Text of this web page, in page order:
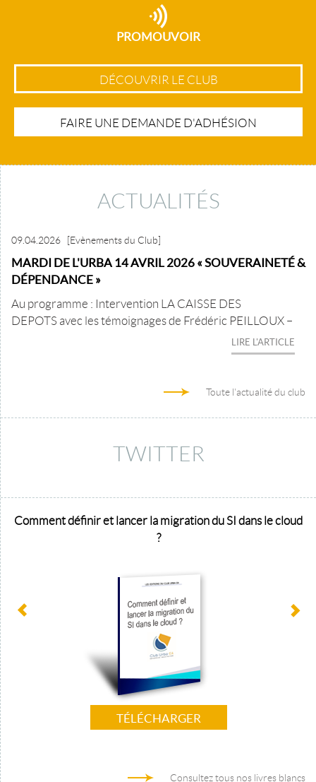
PROMOUVOIR
DÉCOUVRIR LE CLUB
FAIRE UNE DEMANDE D'ADHÉSION
ACTUALITÉS
09.04.2026 [Evènements du Club]
MARDI DE L'URBA 14 AVRIL 2026 « SOUVERAINETÉ &
DÉPENDANCE »
Au programme : Intervention LA CAISSE DES
DEPOTS avec les témoignages de Frédéric PEILLOUX –
LIRE L'ARTICLE
Toute l'actualité du club
TWITTER
Comment définir et lancer la migration du SI dans le cloud
?
TÉLÉCHARGER
Consultez tous nos livres blancs